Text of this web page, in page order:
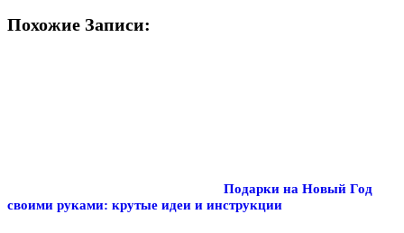
Похожие Записи:
Подарки на Новый Год
своими руками: крутые идеи и инструкции